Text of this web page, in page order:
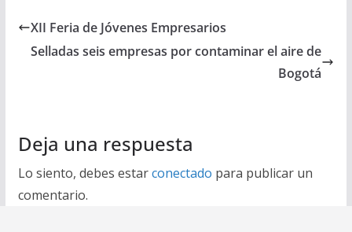
XII Feria de Jóvenes Empresarios
Selladas seis empresas por contaminar el aire de
Bogotá
Deja una respuesta
Lo siento, debes estarconectado para publicar un
comentario.